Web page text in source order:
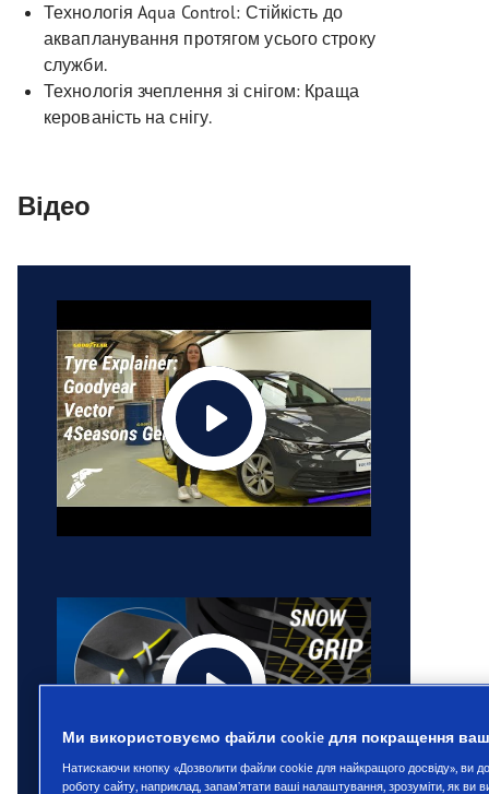
Технологія Aqua Control: Стійкість до
аквапланування протягом усього строку
служби.
Технологія зчеплення зі снігом: Краща
керованість на снігу.
Відео
Ми використовуємо файли cookie для покращення
Натискаючи кнопку «Дозволити файли cookie для найкращого досвіду», ви
роботу сайту, наприклад, запам’ятати ваші налаштування, зрозуміти, як ви